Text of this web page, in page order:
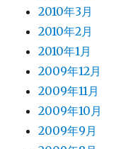
2010年3月
2010年2月
2010年1月
2009年12月
2009年11月
2009年10月
2009年9月